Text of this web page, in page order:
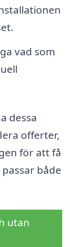
vad som
dessa
offerter,
för att få
både
utan